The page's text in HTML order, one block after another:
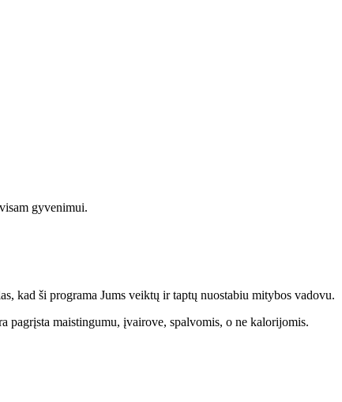
gyvenimui.
kad ši programa Jums veiktų ir taptų nuostabiu mitybos vadovu.
pagrįsta maistingumu, įvairove, spalvomis, o ne kalorijomis.